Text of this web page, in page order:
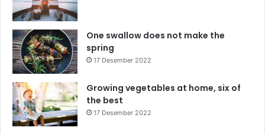
One swallow does not make the
spring
17 Desember 2022
Growing vegetables at home, six of
the best
17 Desember 2022